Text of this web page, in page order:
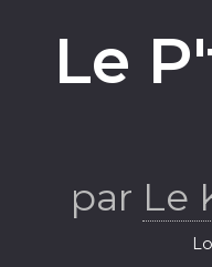
Le
par Le